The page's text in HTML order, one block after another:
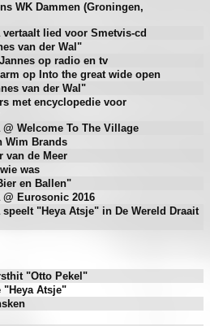
WK Dammen (Groningen,
vertaalt lied voor Smetvis-cd
van der Wal"
op radio en tv
op Into the great wide open
van der Wal"
met encyclopedie voor
@ Welcome To The Village
Wim Brands
van de Meer
was
en Ballen"
@ Eurosonic 2016
speelt "Heya Atsje" in De Wereld Draait
"Otto Pekel"
"Heya Atsje"